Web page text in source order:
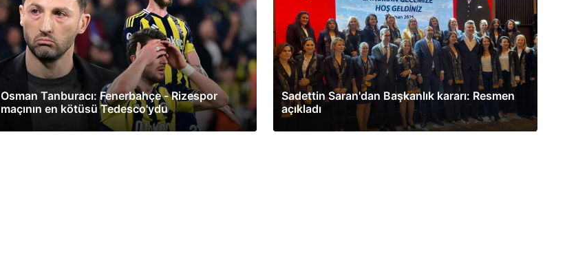
Osman Tanburacı: Fenerbahçe - Rizespor
maçının en kötüsü Tedesco'ydu
Sadettin Saran'dan Başkanlık kararı: Resmen
açıkladı